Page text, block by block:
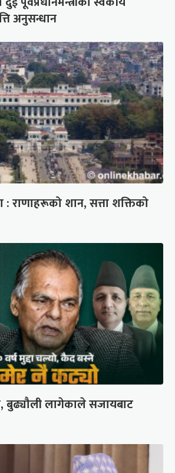
अनुसन्धान
: राणाहरूको शान, सत्ता शक्तिको
बुढ्यौली लागेकाले सजायबाट